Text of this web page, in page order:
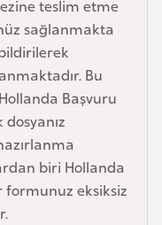
teslim etme
sağlanmakta
Bu
Başvuru
biri Hollanda
eksiksiz